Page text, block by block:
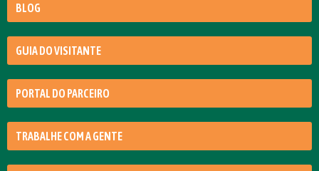
BLOG
GUIA DO VISITANTE
PORTAL DO PARCEIRO
TRABALHE COM A GENTE